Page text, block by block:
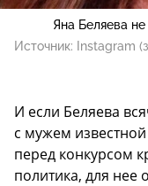
Яна Беляева
Источник:
Instagram
И если Беляева
с мужем
перед конкурсом
политика, для